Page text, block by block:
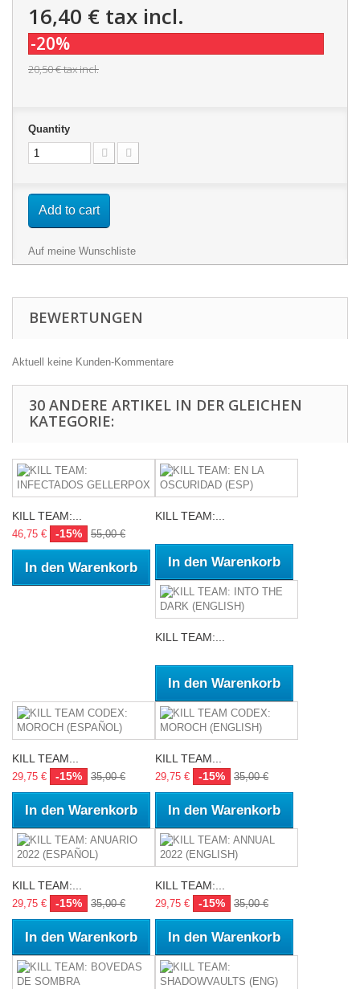
16,40 € tax incl.
-20%
20,50 €tax incl.
Quantity
Add to cart
Auf meine Wunschliste
BEWERTUNGEN
Aktuell keine Kunden-Kommentare
30 ANDERE ARTIKEL IN DER GLEICHEN
KATEGORIE:
KILL TEAM:...
46,75 € -15% 55,00 €
In den Warenkorb
KILL TEAM:...
In den Warenkorb
KILL TEAM:...
In den Warenkorb
KILL TEAM...
29,75 € -15% 35,00 €
In den Warenkorb
KILL TEAM...
29,75 € -15% 35,00 €
In den Warenkorb
KILL TEAM:...
29,75 € -15% 35,00 €
In den Warenkorb
KILL TEAM:...
29,75 € -15% 35,00 €
In den Warenkorb